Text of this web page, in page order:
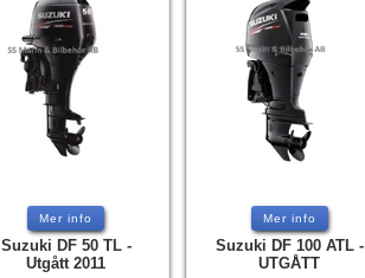
Mer info
Suzuki DF 50 TL -
Utgått 2011
Mer info
Suzuki DF 100 ATL -
UTGÅTT